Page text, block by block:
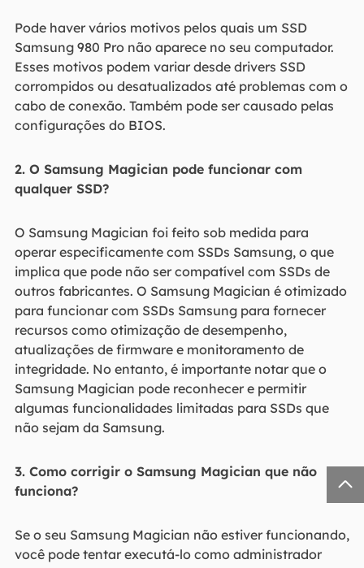
Pode haver vários motivos pelos quais um SSD
Samsung 980 Pro não aparece no seu computador.
Esses motivos podem variar desde drivers SSD
corrompidos ou desatualizados até problemas com o
cabo de conexão. Também pode ser causado pelas
configurações do BIOS.
2. O Samsung Magician pode funcionar com
qualquer SSD?
O Samsung Magician foi feito sob medida para
operar especificamente com SSDs Samsung, o que
implica que pode não ser compatível com SSDs de
outros fabricantes. O Samsung Magician é otimizado
para funcionar com SSDs Samsung para fornecer
recursos como otimização de desempenho,
atualizações de firmware e monitoramento de
integridade. No entanto, é importante notar que o
Samsung Magician pode reconhecer e permitir
algumas funcionalidades limitadas para SSDs que
não sejam da Samsung.
3. Como corrigir o Samsung Magician que não
funciona?
Se o seu Samsung Magician não estiver funcionando,
você pode tentar executá-lo como administrador
